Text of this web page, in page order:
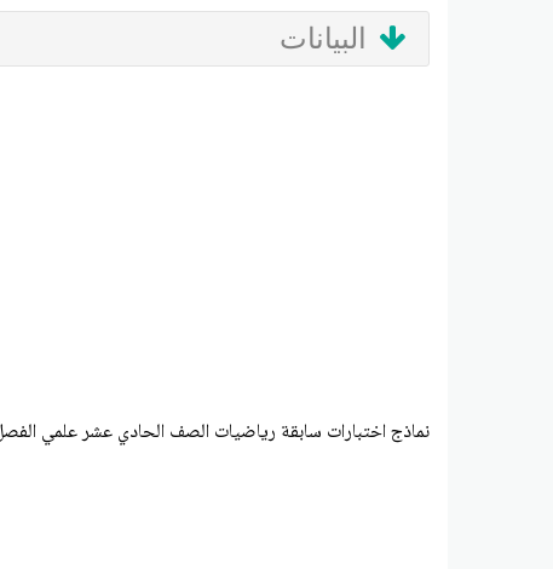
البيانات
نماذج اختبارات سابقة رياضيات الصف الحادي عشر علمي الفصل